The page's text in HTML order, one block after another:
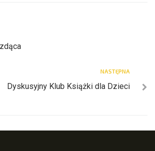
NASTĘPNA
Dyskusyjny Klub Książki dla Dzieci